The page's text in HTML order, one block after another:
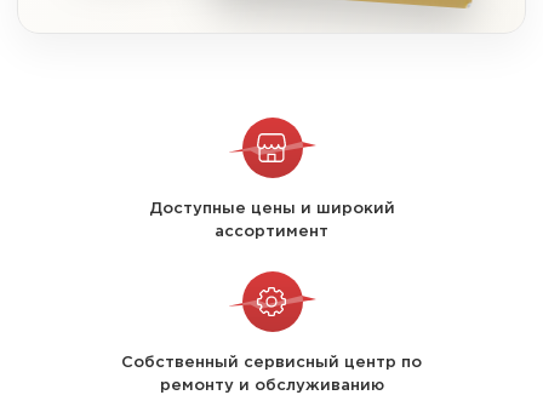
Доступные цены и широкий
ассортимент
Собственный сервисный центр по
ремонту и обслуживанию